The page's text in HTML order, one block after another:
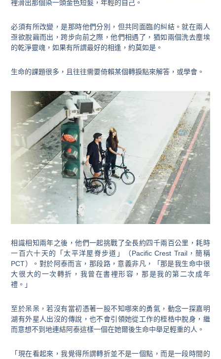
裡滑出那個染一頭金色短髮，年輕的自己。
必須有所改變，是那時他們分別，但共同面臨的糾結。就在兩人
亟欲脫繭而出，跨步向前之際，他們相遇了，猶如兩個洗去塵埃
的乾淨靈魂，如果有所謂最好的相逢，約莫如是。
生命的課題很多，且往往需要倚賴某個轉捩點來解答，或學會。
相識相知兩年之後，他們一起挑戰了全長約四千兩百公里，耗時
一百六十天的「太平洋屋脊步道」（Pacific Crest Trail，簡稱
PCT）。對於阿泰而言，那段路，意義非凡，「那是我生命中很
大很大的一次轉折，我曾在書裡形容，那是我的第二次成年
禮。」
至於呆呆，若沒有當初憑著一股不知哪來的勇氣，動念一探嘉明
湖有外星人出沒的傳說，也不會引領她從工作的桎梏中脫身，繼
而意想不到地連結阿泰這樣一個在她爾後生命中舉足輕重的人。
「現在看起來，我覺得所謂轉折並不是一個點，而是一段時間的